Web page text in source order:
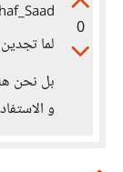
0
لما
بل نحن
و